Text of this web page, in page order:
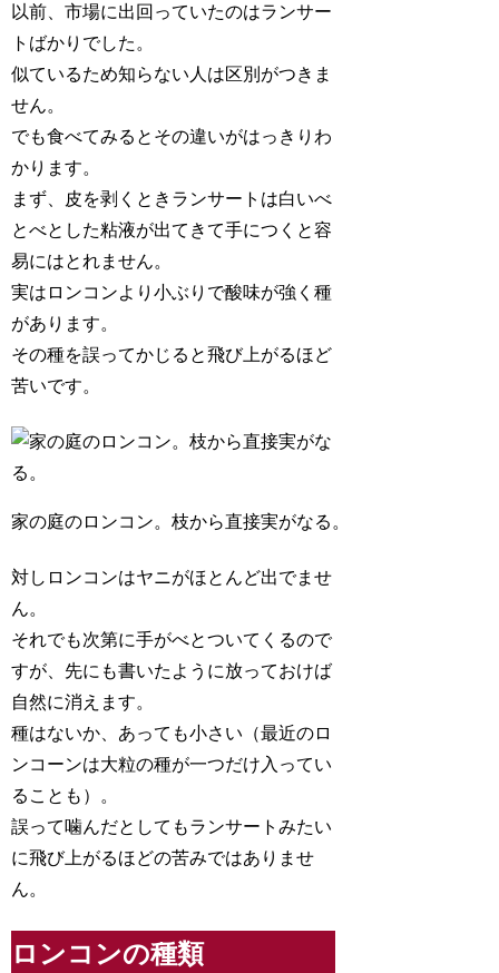
以前、市場に出回っていたのはランサー
トばかりでした。
似ているため知らない人は区別がつきま
せん。
でも食べてみるとその違いがはっきりわ
かります。
まず、皮を剥くときランサートは白いべ
とべとした粘液が出てきて手につくと容
易にはとれません。
実はロンコンより小ぶりで酸味が強く種
があります。
その種を誤ってかじると飛び上がるほど
苦いです。
家の庭のロンコン。枝から直接実がなる。
対しロンコンはヤニがほとんど出でませ
ん。
それでも次第に手がべとついてくるので
すが、先にも書いたように放っておけば
自然に消えます。
種はないか、あっても小さい（最近のロ
ンコーンは大粒の種が一つだけ入ってい
ることも）。
誤って噛んだとしてもランサートみたい
に飛び上がるほどの苦みではありませ
ん。
ロンコンの種類